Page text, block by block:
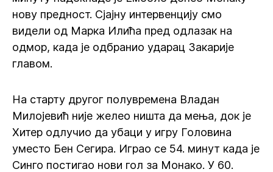
нову предност. Сјајну интервенцију смо
видели од Марка Илића пред одлазак на
одмор, када је одбранио ударац Закарије
главом.
На старту другог полувремена Владан
Милојевић није желео ништа да мења, док је
Хитер одлучио да убаци у игру Головина
уместо Бен Сегира. Играо се 54. минут када је
Синго постигао нови гол за Монако. У 60.